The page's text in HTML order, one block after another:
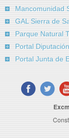
Mancomunidad
GAL Sierra de
Parque Natural
Portal
Portal Junta de